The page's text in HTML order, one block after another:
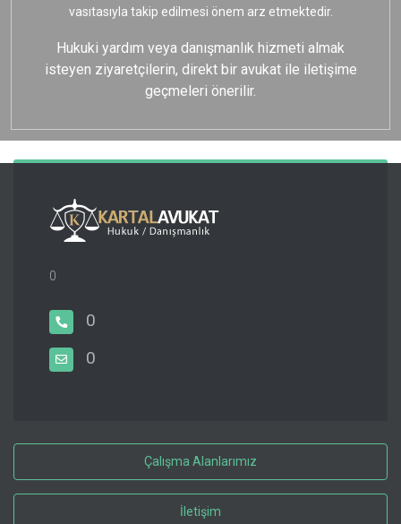
vasıtasıyla takip edilmesi önem arz etmektedir.
Hukuki yardım veya danışmanlık hizmeti almak
isteyen ziyaretçilerin, direkt bir avukat ile iletişime
geçmeleri önerilir.
0
0
0
Çalışma Alanlarımız
İletişim